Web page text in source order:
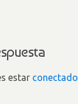
estar conectado